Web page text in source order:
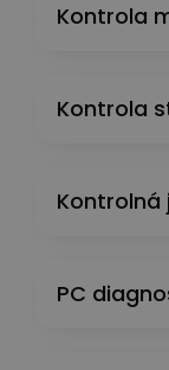
Kontrola
Kontrola
Kontrolná
PC